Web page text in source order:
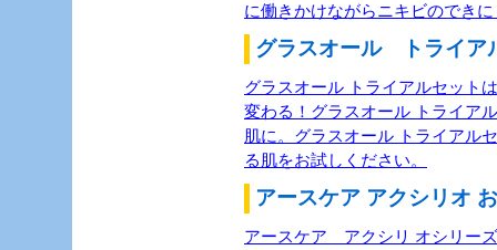
に働きかけながらニキビのでき
グラスオール トライア
グラスオール トライアルセット
変わる！グラスオール トライア
肌に。グラスオール トライアル
る肌をお試しください。
アースケア アクシリオ
アースケア アクシリ オシリー